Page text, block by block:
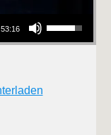
53:16